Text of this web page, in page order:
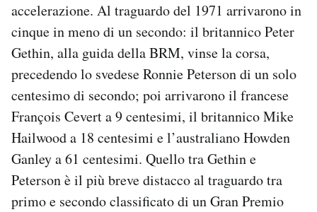
accelerazione. Al traguardo del 1971 arrivarono in
cinque in meno di un secondo: il britannico Peter
Gethin, alla guida della BRM, vinse la corsa,
precedendo lo svedese Ronnie Peterson di un solo
centesimo di secondo; poi arrivarono il francese
François Cevert a 9 centesimi, il britannico Mike
Hailwood a 18 centesimi e l’australiano Howden
Ganley a 61 centesimi. Quello tra Gethin e
Peterson è il più breve distacco al traguardo tra
primo e secondo classificato di un Gran Premio